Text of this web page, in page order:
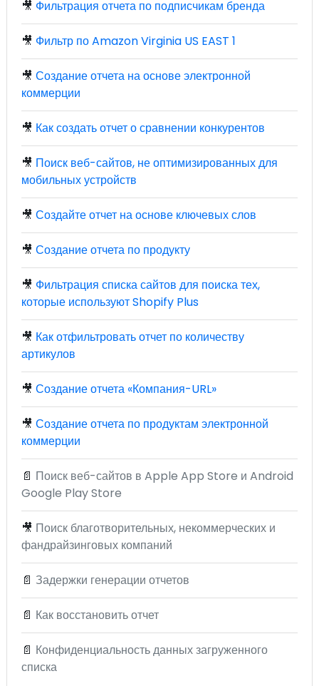
🎥 Фильтрация отчета по подписчикам бренда
🎥 Фильтр по Amazon Virginia US EAST 1
🎥 Создание отчета на основе электронной
коммерции
🎥 Как создать отчет о сравнении конкурентов
🎥 Поиск веб-сайтов, не оптимизированных для
мобильных устройств
🎥 Создайте отчет на основе ключевых слов
🎥 Создание отчета по продукту
🎥 Фильтрация списка сайтов для поиска тех,
которые используют Shopify Plus
🎥 Как отфильтровать отчет по количеству
артикулов
🎥 Создание отчета «Компания-URL»
🎥 Создание отчета по продуктам электронной
коммерции
📄 Поиск веб-сайтов в Apple App Store и Android
Google Play Store
🎥 Поиск благотворительных, некоммерческих и
фандрайзинговых компаний
📄 Задержки генерации отчетов
📄 Как восстановить отчет
📄 Конфиденциальность данных загруженного
списка